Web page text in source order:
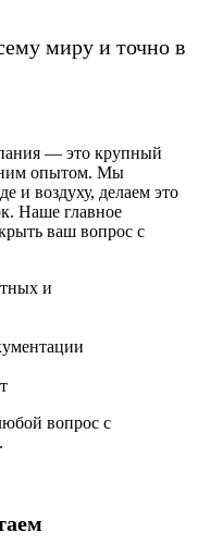
миру и точно в
— это крупный
опытом. Мы
и воздуху, делаем это
Наше главное
ваш вопрос с
и
вопрос с